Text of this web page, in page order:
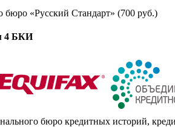
бюро «Русский Стандарт» (700 руб.)
4 БКИ
бюро кредитных историй,